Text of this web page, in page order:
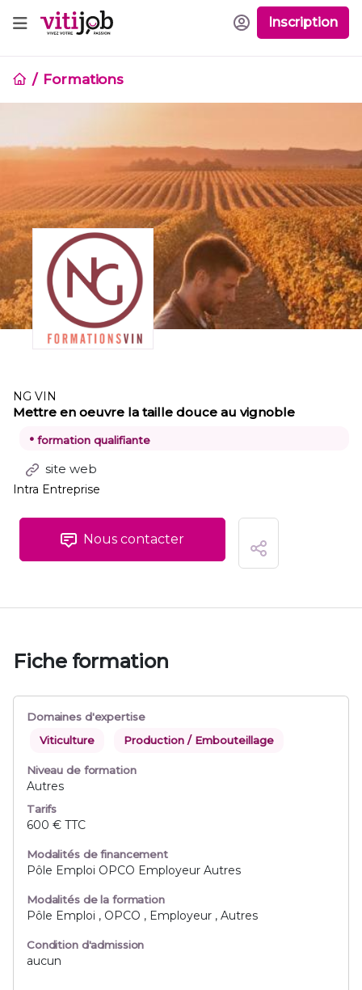
Inscription
Formations
NG VIN
Mettre en oeuvre la taille douce au vignoble
• formation qualifiante
site web
Intra Entreprise
Nous contacter
Fiche formation
Domaines d'expertise
Viticulture
Production / Embouteillage
Niveau de formation
Autres
Tarifs
600 € TTC
Modalités de financement
Pôle Emploi OPCO Employeur Autres
Modalités de la formation
Pôle Emploi , OPCO , Employeur , Autres
Condition d'admission
aucun